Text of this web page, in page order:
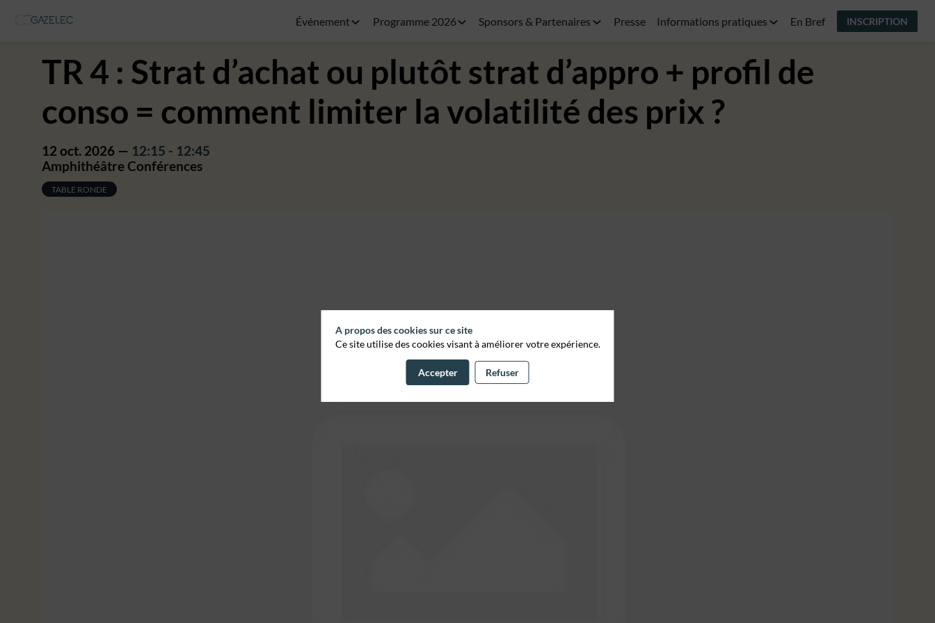
Événement Programme 2026 Sponsors & Partenaires Presse Informations pratiques En Bref INSCRIPTION
TR 4 : Strat d’achat ou plutôt strat d’appro + profil de
conso = comment limiter la volatilité des prix ?
12 oct. 2026 — 12:15 - 12:45
Amphithéâtre Conférences
TABLE RONDE
A propos des cookies sur ce site
Ce site utilise des cookies visant à améliorer votre expérience.
Accepter Refuser